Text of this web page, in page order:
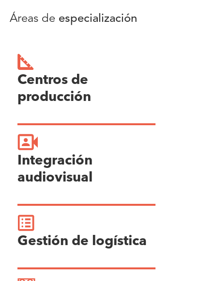
Áreas de especialización
Centros de
producción
Integración
audiovisual
Gestión de logística